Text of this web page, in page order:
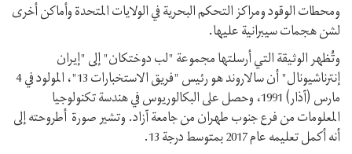
ومحطات الوقود ومراكز التحكم البحرية في الولايات المتحدة وأماكن أخرى
لشن هجمات سيبرانية عليها.
وتُظهر الوثيقة التي أرسلتها مجموعة "لب دوختكان" إلى "إيران
إنترناشيونال" أن سالاروند هو رئيس "فريق الاستخبارات 13"، المولود في 4
مارس (آذار) 1991، وحصل على البكالوريوس في هندسة تكنولوجيا
المعلومات من فرع جنوب طهران من جامعة آزاد. وتشير صورة أطروحته إلى
أنه أكمل تعليمه عام 2017 بمتوسط درجة 13.